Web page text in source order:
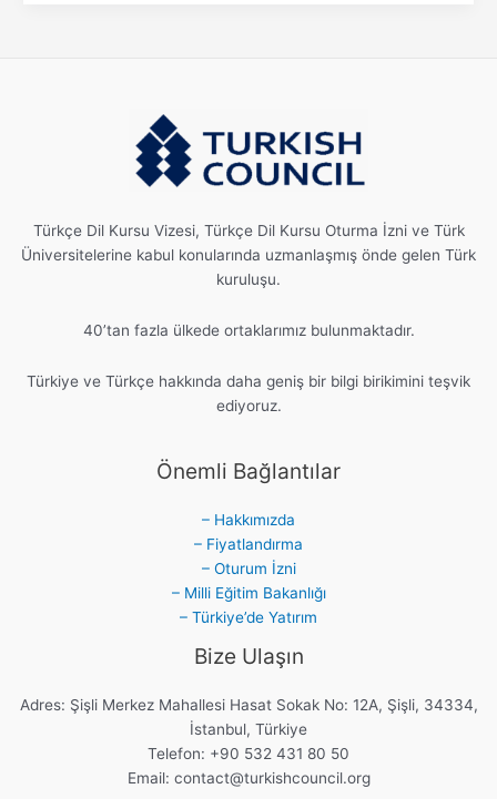
Türkçe Dil Kursu Vizesi, Türkçe Dil Kursu Oturma İzni ve Türk
Üniversitelerine kabul konularında uzmanlaşmış önde gelen Türk
kuruluşu.
40’tan fazla ülkede ortaklarımız bulunmaktadır.
Türkiye ve Türkçe hakkında daha geniş bir bilgi birikimini teşvik
ediyoruz.
Önemli Bağlantılar
– Hakkımızda
– Fiyatlandırma
– Oturum İzni
– Milli Eğitim Bakanlığı
– Türkiye’de Yatırım
Bize Ulaşın
Adres: Şişli Merkez Mahallesi Hasat Sokak No: 12A, Şişli, 34334,
İstanbul, Türkiye
Telefon: +90 532 431 80 50
Email: contact@turkishcouncil.org